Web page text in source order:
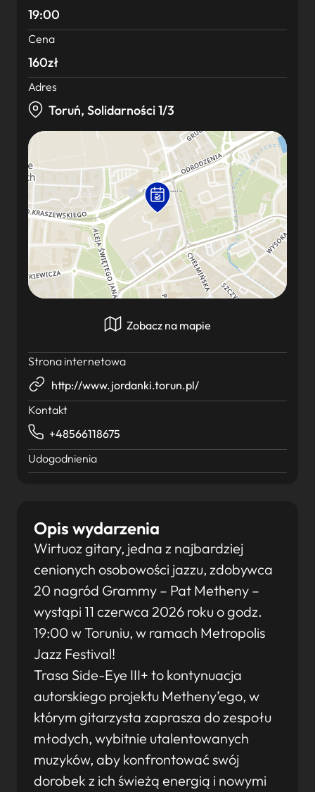
Opis wydarzenia
Wirtuoz gitary, jedna z najbardziej
cenionych osobowości jazzu, zdobywca
20 nagród Grammy – Pat Metheny –
wystąpi 11 czerwca 2026 roku o godz.
19:00 w Toruniu, w ramach Metropolis
Jazz Festival!
Trasa Side-Eye III+ to kontynuacja
autorskiego projektu Metheny’ego, w
którym gitarzysta zaprasza do zespołu
młodych, wybitnie utalentowanych
muzyków, aby konfrontować swój
dorobek z ich świeżą energią i nowymi
19:00
Cena
160zł
Adres
Toruń, Solidarności 1/3
Zobacz na mapie
Strona internetowa
http://www.jordanki.torun.pl/
Kontakt
+48566118675
Udogodnienia